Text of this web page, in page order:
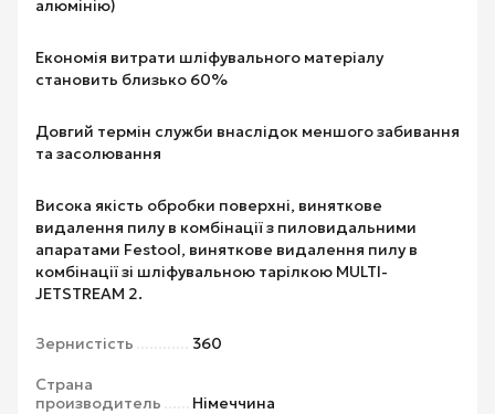
алюмінію)
Економія витрати шліфувального матеріалу
становить близько 60%
Довгий термін служби внаслідок меншого забивання
та засолювання
Висока якість обробки поверхні, виняткове
видалення пилу в комбінації з пиловидальними
апаратами Festool, виняткове видалення пилу в
комбінації зі шліфувальною тарілкою MULTI-
JETSTREAM 2.
Зернистість 360
Страна
производитель
Німеччина